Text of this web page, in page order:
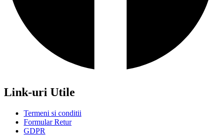
Link-uri Utile
Termeni si conditii
Formular Retur
GDPR